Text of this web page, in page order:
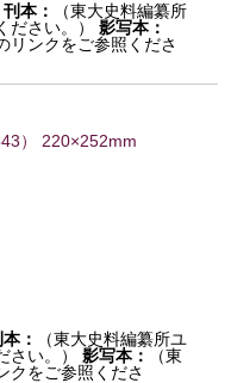
刊本：
（東大史料編纂所
さい。）
影写本：
リンクをご参照くださ
） 220×252mm
：
（東大史料編纂所ユ
い。）
影写本：
（東
クをご参照くださ